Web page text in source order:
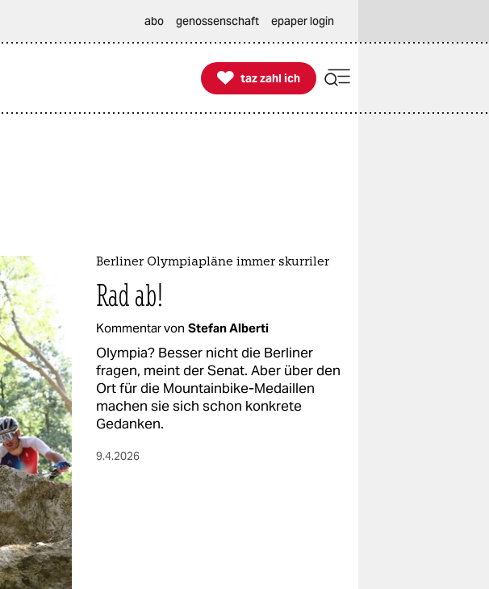
abo genossenschaft epaper login

taz zahl ich
taz zahl ich
Berliner Olympiapläne immer skurriler
Rad ab!
Kommentar von Stefan Alberti
Olympia? Besser nicht die Berliner
fragen, meint der Senat. Aber über den
Ort für die Mountainbike-Medaillen
machen sie sich schon konkrete
Gedanken.
9.4.2026